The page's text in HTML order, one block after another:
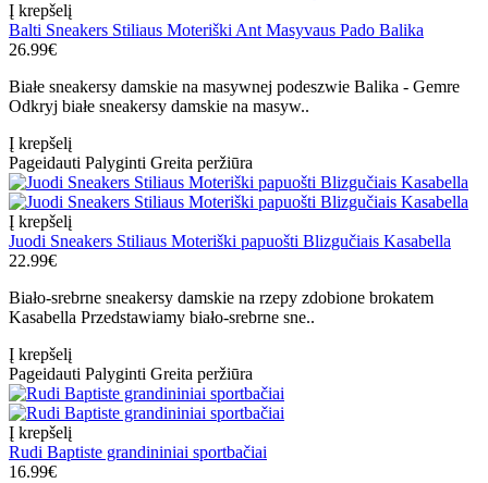
Į krepšelį
Balti Sneakers Stiliaus Moteriški Ant Masyvaus Pado Balika
26.99€
Białe sneakersy damskie na masywnej podeszwie Balika - Gemre
Odkryj białe sneakersy damskie na masyw..
Į krepšelį
Pageidauti Palyginti Greita peržiūra
Į krepšelį
Juodi Sneakers Stiliaus Moteriški papuošti Blizgučiais Kasabella
22.99€
Biało-srebrne sneakersy damskie na rzepy zdobione brokatem
Kasabella Przedstawiamy biało-srebrne sne..
Į krepšelį
Pageidauti Palyginti Greita peržiūra
Į krepšelį
Rudi Baptiste grandininiai sportbačiai
16.99€